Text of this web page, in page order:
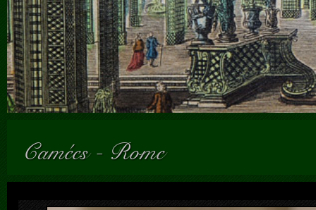
Camées -Rome